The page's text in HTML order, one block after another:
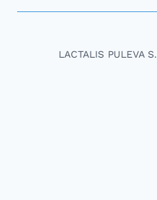
LACTALIS PULEVA